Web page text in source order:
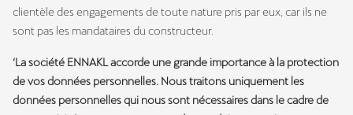
clientèle des engagements de toute nature pris par eux, car ils ne
sont pas les mandataires du constructeur.
‘La société ENNAKL accorde une grande importance à la protection
de vos données personnelles. Nous traitons uniquement les
données personnelles qui nous sont nécessaires dans le cadre de